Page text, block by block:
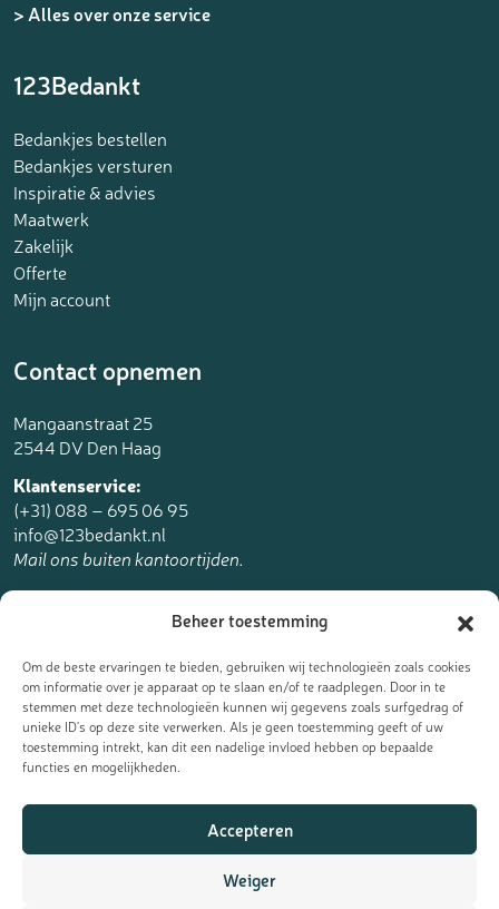
Beheer toestemming
Om de beste ervaringen te bieden, gebruiken wij technologieën zoals cookies
om informatie over je apparaat op te slaan en/of te raadplegen. Door in te
stemmen met deze technologieën kunnen wij gegevens zoals surfgedrag of
unieke ID's op deze site verwerken. Als je geen toestemming geeft of uw
toestemming intrekt, kan dit een nadelige invloed hebben op bepaalde
functies en mogelijkheden.
Accepteren
Weiger
> Alles over onze service
123Bedankt
Bedankjes bestellen
Bedankjes versturen
Inspiratie & advies
Maatwerk
Zakelijk
Offerte
Mijn account
Contact opnemen
Mangaanstraat 25
2544 DV Den Haag
Klantenservice:
(+31) 088 – 695 06 95
info@123bedankt.nl
Mail ons buiten kantoortijden.
123bedankt.nl is een onderdeel van
Meld je aan voor de nieuwsbrief
Ontvang de laatste updates, nieuws en aanbiedingen als eerst